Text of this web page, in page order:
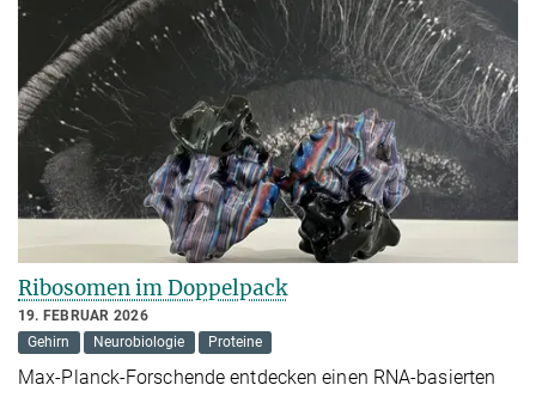
Ribosomen im Doppelpack
19. FEBRUAR 2026
Gehirn
Neurobiologie Proteine
Max-Planck-Forschende entdecken einen RNA-basierten